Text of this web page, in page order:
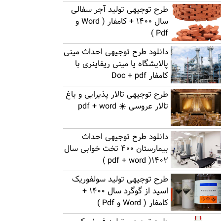
طرح توجیهی تولید آجر سفالی
سال 1400 + کامفار ( Word و
Pdf )
دانلود طرح توجیهی احداث مینی
پالایشگاه یا مینی ریفاینری با
کامفار Doc + pdf
طرح توجیهی تالار پذیرایی و باغ
تالار عروسی ☀️ pdf + word
دانلود طرح توجیهی احداث
بیمارستان 400 تخت خوابی سال
1402( pdf + word )
طرح توجیهی تولید سولفوریک
اسید از گوگرد سال 1400 +
کامفار ( Word و Pdf )